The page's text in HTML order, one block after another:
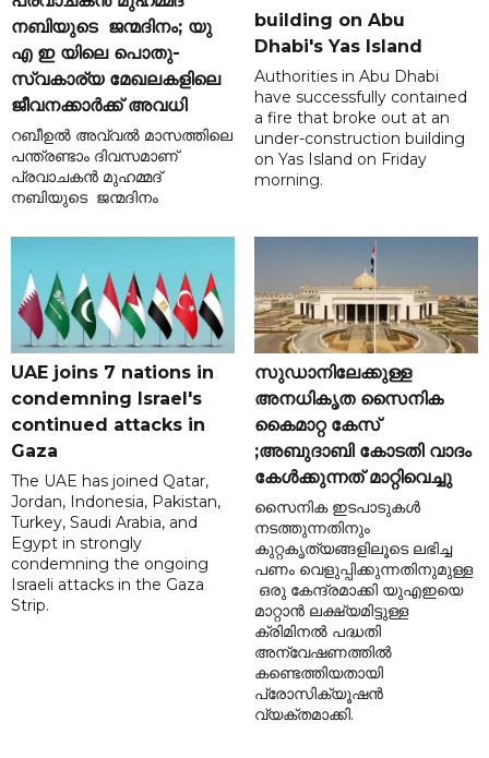
നബിയുടെ ജന്മദിനം; യു
എ ഇ യിലെ പൊതു-
സ്വകാര്യ മേഖലകളിലെ
ജീവനക്കാർക്ക് അവധി
റബീഉൽ അവ്വൽ മാസത്തിലെ
പന്ത്രണ്ടാം ദിവസമാണ്
പ്രവാചകൻ മുഹമ്മദ്
നബിയുടെ ജന്മദിനം
building on Abu
Dhabi's Yas Island
Authorities in Abu Dhabi
have successfully contained
a fire that broke out at an
under-construction building
on Yas Island on Friday
morning.
UAE joins 7 nations in
condemning Israel's
continued attacks in
Gaza
The UAE has joined Qatar,
Jordan, Indonesia, Pakistan,
Turkey, Saudi Arabia, and
Egypt in strongly
condemning the ongoing
Israeli attacks in the Gaza
Strip.
സുഡാനിലേക്കുള്ള
അനധികൃത സൈനിക
കൈമാറ്റ കേസ്
;അബുദാബി കോടതി വാദം
കേൾക്കുന്നത് മാറ്റിവെച്ചു
സൈനിക ഇടപാടുകൾ
നടത്തുന്നതിനും
കുറ്റകൃത്യങ്ങളിലൂടെ ലഭിച്ച
പണം വെളുപ്പിക്കുന്നതിനുമുള്ള
ഒരു കേന്ദ്രമാക്കി യുഎഇയെ
മാറ്റാൻ ലക്ഷ്യമിട്ടുള്ള
ക്രിമിനൽ പദ്ധതി
അന്വേഷണത്തിൽ
കണ്ടെത്തിയതായി
പ്രോസിക്യൂഷൻ
വ്യക്തമാക്കി.